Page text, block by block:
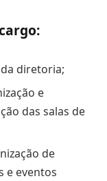
diretoria;
e
das salas de
de
e eventos